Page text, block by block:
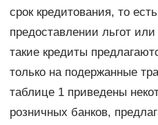
срок кредитования, то
предоставлении льгот
такие кредиты
только на подержанные
таблице 1 приведены
розничных банков,